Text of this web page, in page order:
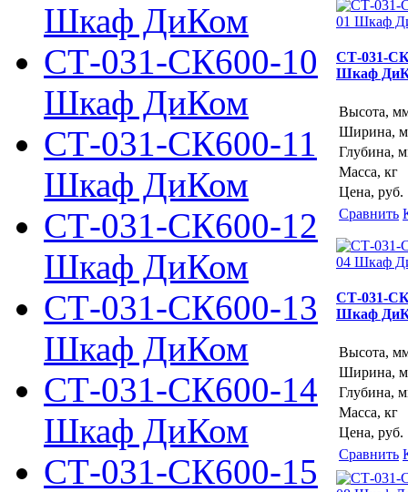
Шкаф ДиКом
СТ-031-СК600-10
Шкаф ДиКом
СТ-031-СК600-11
Шкаф ДиКом
СТ-031-СК600-12
Шкаф ДиКом
СТ-031-СК600-13
Шкаф ДиКом
СТ-031-СК600-14
Шкаф ДиКом
СТ-031-СК600-15
СТ-031-
Шкаф
Высота,
Ширина,
Глубина,
Масса, кг
Цена, руб.
Сравнить
СТ-031-
Шкаф
Высота,
Ширина,
Глубина,
Масса, кг
Цена, руб.
Сравнить